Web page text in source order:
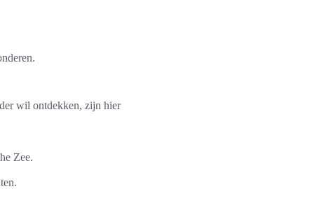
wil ontdekken, zijn hier
Zee.